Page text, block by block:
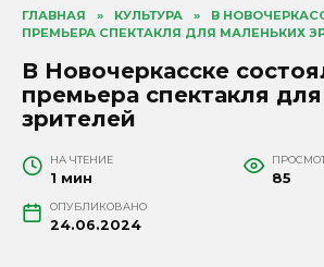
ГЛАВНАЯ » КУЛЬТУРА »
В
ПРЕМЬЕРА СПЕКТАКЛЯ ДЛЯ МАЛЕНЬКИХ
В Новочеркасске
премьера спектакля
зрителей
НА ЧТЕНИЕ
1 мин 85
ОПУБЛИКОВАНО
24.06.2024